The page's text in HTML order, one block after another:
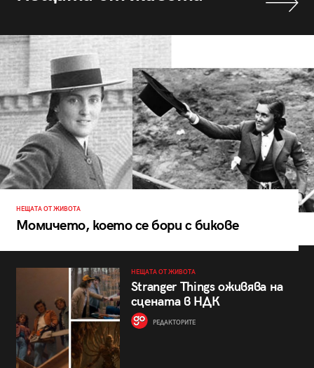
НЕЩАТА ОТ ЖИВОТА
Момичето, което се бори с бикове
НЕЩАТА ОТ ЖИВОТА
Stranger Things оживява на
сцената в НДК
РЕДАКТОРИТЕ